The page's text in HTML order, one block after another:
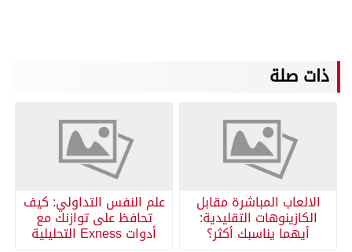
ذات صلة
الالعاب المباشرة مقابل
الكازينوهات التقليدية:
أيهما يناسبك أكثر؟
علم النفس التداولي: كيف
تحافظ على توازنك مع
أدوات Exness التحليلية